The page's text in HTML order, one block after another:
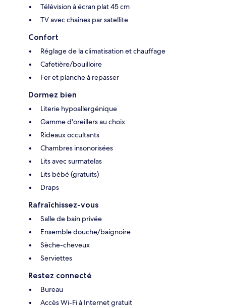
Télévision à écran plat 45 cm
TV avec chaînes par satellite
Confort
Réglage de la climatisation et chauffage
Cafetière/bouilloire
Fer et planche à repasser
Dormez bien
Literie hypoallergénique
Gamme d'oreillers au choix
Rideaux occultants
Chambres insonorisées
Lits avec surmatelas
Lits bébé (gratuits)
Draps
Rafraîchissez-vous
Salle de bain privée
Ensemble douche/baignoire
Sèche-cheveux
Serviettes
Restez connecté
Bureau
Accès Wi-Fi à Internet gratuit